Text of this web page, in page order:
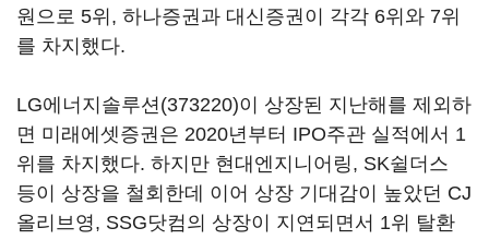
원으로 5위, 하나증권과 대신증권이 각각 6위와 7위
를 차지했다.
LG에너지솔루션(373220)이 상장된 지난해를 제외하
면 미래에셋증권은 2020년부터 IPO주관 실적에서 1
위를 차지했다. 하지만 현대엔지니어링, SK쉴더스
등이 상장을 철회한데 이어 상장 기대감이 높았던 CJ
올리브영, SSG닷컴의 상장이 지연되면서 1위 탈환